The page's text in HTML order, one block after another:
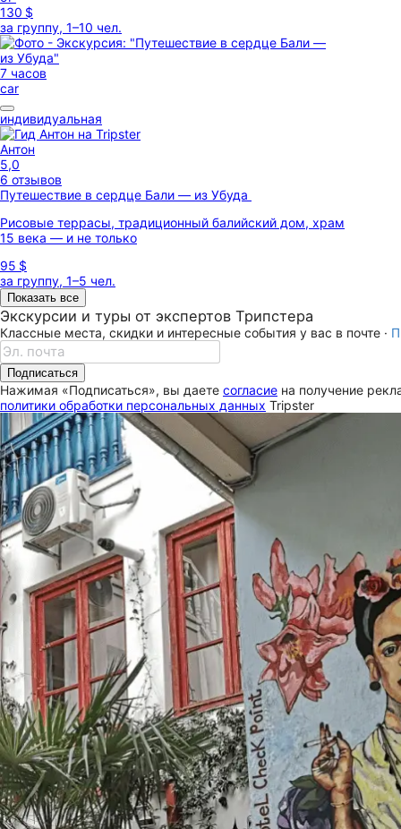
130 $
за группу, 1–10 чел.
7 часов
car
индивидуальная
Антон
5,0
6 отзывов
Путешествие в сердце Бали — из Убуда
Рисовые террасы, традиционный балийский дом, храм
15 века — и не только
95 $
за группу, 1–5 чел.
Показать все
Экскурсии и туры от экспертов Трипстера
Классные места, скидки и интересные события у вас в почте ·
Подписаться
Нажимая «Подписаться», вы даете согласие на получение
политики обработки персональных данных Tripster